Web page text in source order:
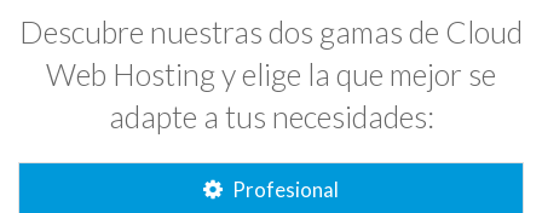
Descubre nuestras dos gamas de Cloud
Web Hosting y elige la que mejor se
adapte a tus necesidades:
Profesional